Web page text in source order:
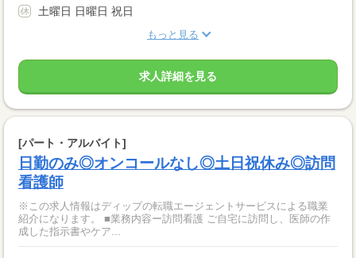
土曜日 日曜日 祝日
もっと見る
求人詳細を見る
[パート・アルバイト]
日勤のみ◎オンコールなし◎土日祝休み◎訪問
看護師
※この求人情報はディップの転職エージェントサービスによる職業
紹介になります。 ■業務内容ー訪問看護 ご自宅に訪問し、医師の作
成した指示書やケア...